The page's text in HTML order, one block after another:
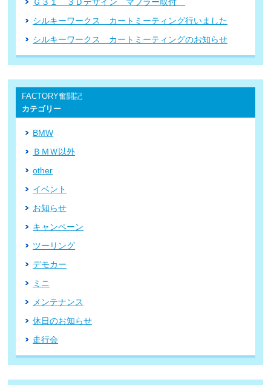
シルキーワークス カートミーティング行いました
シルキーワークス カートミーティングのお知らせ
FACTORY奮闘記
カテゴリー
BMW
ＢＭＷ以外
other
イベント
お知らせ
キャンペーン
ツーリング
デモカー
ミニ
メンテナンス
休日のお知らせ
走行会